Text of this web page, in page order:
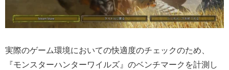
実際のゲーム環境においての快適度のチェックのため、
『モンスターハンターワイルズ』のベンチマークを計測し